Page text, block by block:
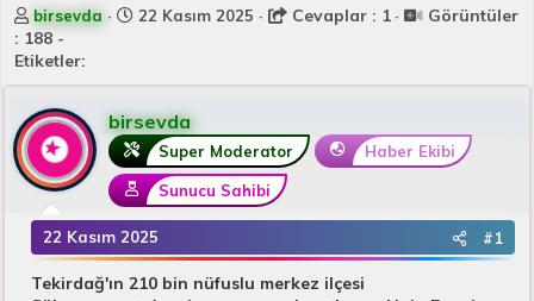
K
o
n
u
u
B
a
ş
l
a
birsevda
B
l
n
g
ı
ç
t
a
r
i
22 Kasım 2025 Cevaplar : 1
Görüntüler
: 188 -
Etiketler:
birsevda
Super Moderator Haber Ekibi
Sunucu Sahibi
22 Kasım 2025 #1
Tekirdağ'ın 210 bin nüfuslu merkez ilçesi